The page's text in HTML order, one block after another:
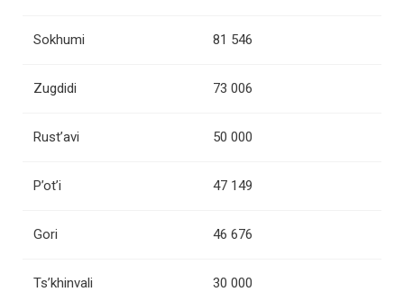
Sokhumi 81 546
Zugdidi 73 006
Rust’avi 50 000
P’ot’i 47 149
Gori 46 676
Ts’khinvali 30 000